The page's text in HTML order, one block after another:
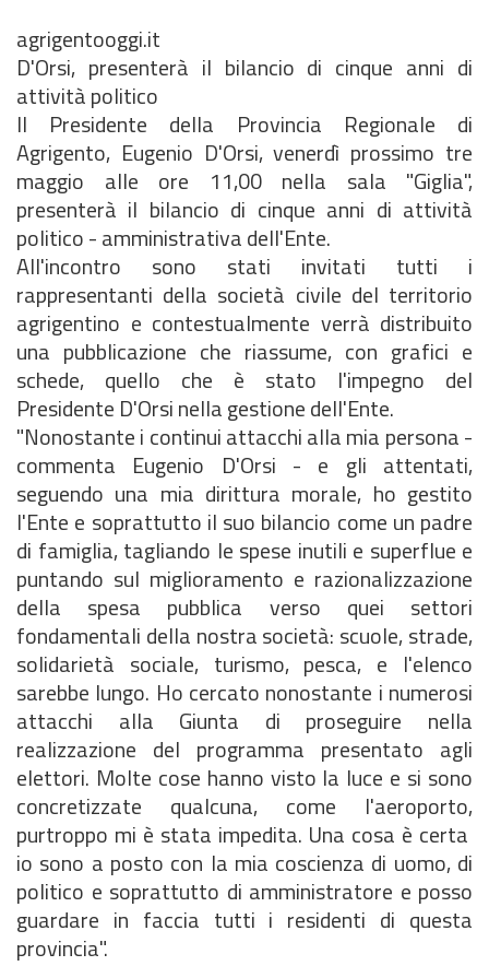
agrigentooggi.it
D'Orsi, presenterà il bilancio di cinque anni di
attività politico
Il Presidente della Provincia Regionale di
Agrigento, Eugenio D'Orsi, venerdì prossimo tre
maggio alle ore 11,00 nella sala "Giglia",
presenterà il bilancio di cinque anni di attività
politico - amministrativa dell'Ente.
All'incontro sono stati invitati tutti i
rappresentanti della società civile del territorio
agrigentino e contestualmente verrà distribuito
una pubblicazione che riassume, con grafici e
schede, quello che è stato l'impegno del
Presidente D'Orsi nella gestione dell'Ente.
"Nonostante i continui attacchi alla mia persona -
commenta Eugenio D'Orsi - e gli attentati,
seguendo una mia dirittura morale, ho gestito
l'Ente e soprattutto il suo bilancio come un padre
di famiglia, tagliando le spese inutili e superflue e
puntando sul miglioramento e razionalizzazione
della spesa pubblica verso quei settori
fondamentali della nostra società: scuole, strade,
solidarietà sociale, turismo, pesca, e l'elenco
sarebbe lungo. Ho cercato nonostante i numerosi
attacchi alla Giunta di proseguire nella
realizzazione del programma presentato agli
elettori. Molte cose hanno visto la luce e si sono
concretizzate qualcuna, come l'aeroporto,
purtroppo mi è stata impedita. Una cosa è certa
io sono a posto con la mia coscienza di uomo, di
politico e soprattutto di amministratore e posso
guardare in faccia tutti i residenti di questa
provincia".